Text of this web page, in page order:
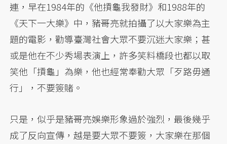
連，早在1984年的《他摃龜我發財》和1988年的
《天下一大樂》中，豬哥亮就拍攝了以大家樂為主
題的電影，勸導臺灣社會大眾不要沉迷大家樂；甚
或是他在不少秀場表演上，許多笑料橋段也都以取
笑他「摃龜」為樂，他也經常奉勸大眾「歹路毋通
行」，不要簽賭。
只是，似乎是豬哥亮娛樂形象過於強烈，最後幾乎
成了反向宣傳，越是要大眾不要簽，大家樂在那個